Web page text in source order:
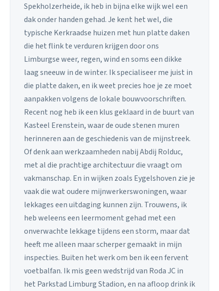
Spekholzerheide, ik heb in bijna elke wijk wel een
dak onder handen gehad. Je kent het wel, die
typische Kerkraadse huizen met hun platte daken
die het flink te verduren krijgen door ons
Limburgse weer, regen, wind en soms een dikke
laag sneeuw in de winter. Ik specialiseer me juist in
die platte daken, en ik weet precies hoe je ze moet
aanpakken volgens de lokale bouwvoorschriften.
Recent nog heb ik een klus geklaard in de buurt van
Kasteel Erenstein, waar de oude stenen muren
herinneren aan de geschiedenis van de mijnstreek.
Of denk aan werkzaamheden nabij Abdij Rolduc,
met al die prachtige architectuur die vraagt om
vakmanschap. En in wijken zoals Eygelshoven zie je
vaak die wat oudere mijnwerkerswoningen, waar
lekkages een uitdaging kunnen zijn. Trouwens, ik
heb weleens een leermoment gehad met een
onverwachte lekkage tijdens een storm, maar dat
heeft me alleen maar scherper gemaakt in mijn
inspecties. Buiten het werk om ben ik een fervent
voetbalfan. Ik mis geen wedstrijd van Roda JC in
het Parkstad Limburg Stadion, en na afloop drink ik